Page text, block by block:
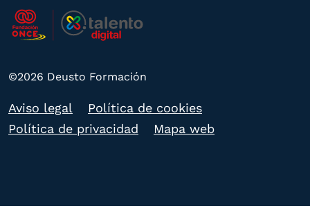
©2026 Deusto Formación
Aviso legal
Política de cookies
Política de privacidad
Mapa web